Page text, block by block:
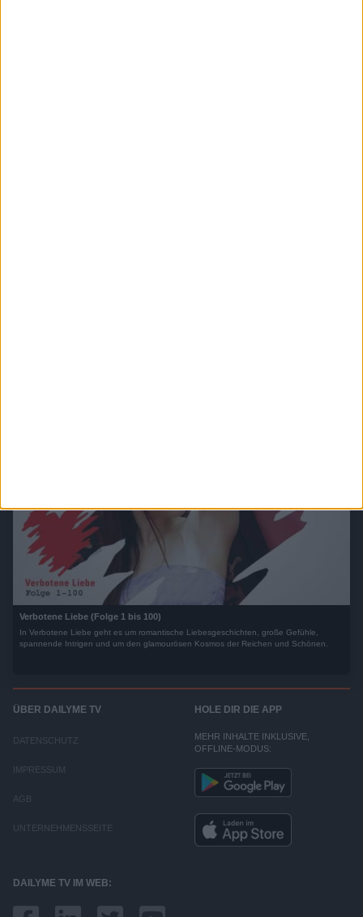
Verbotene Liebe (Folge 1 bis 100)
In Verbotene Liebe geht es um romantische Liebesgeschichten, große Gefühle,
spannende Intrigen und um den glamourösen Kosmos der Reichen und Schönen.
ÜBER DAILYME TV
DATENSCHUTZ
IMPRESSUM
AGB
UNTERNEHMENSSEITE
HOLE DIR DIE APP
MEHR INHALTE INKLUSIVE,
OFFLINE-MODUS:
DAILYME TV IM WEB: